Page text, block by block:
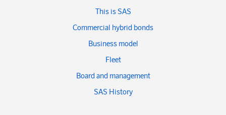
This is SAS
Commercial hybrid bonds
Business model
Fleet
Board and management
SAS History